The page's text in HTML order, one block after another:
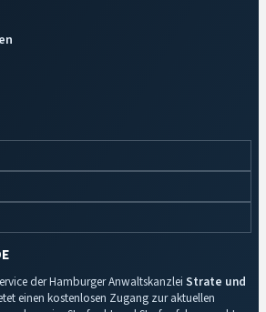
der Hamburger Anwaltskanzlei Strate und
einen kostenlosen Zugang zur aktuellen